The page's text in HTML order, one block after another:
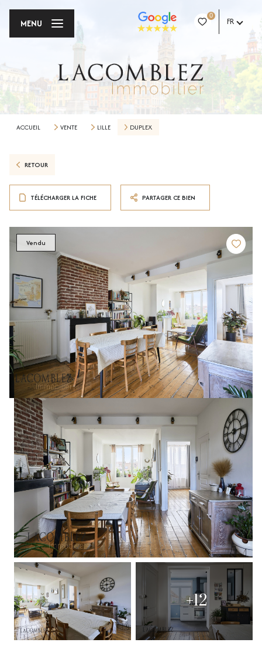
0
FR
MENU
ACCUEIL VENTE LILLE DUPLEX
RETOUR
TÉLÉCHARGER LA FICHE PARTAGER CE BIEN
Vendu
+12